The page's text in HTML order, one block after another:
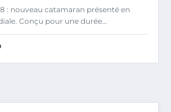
: nouveau catamaran présenté en
Conçu pour une durée…